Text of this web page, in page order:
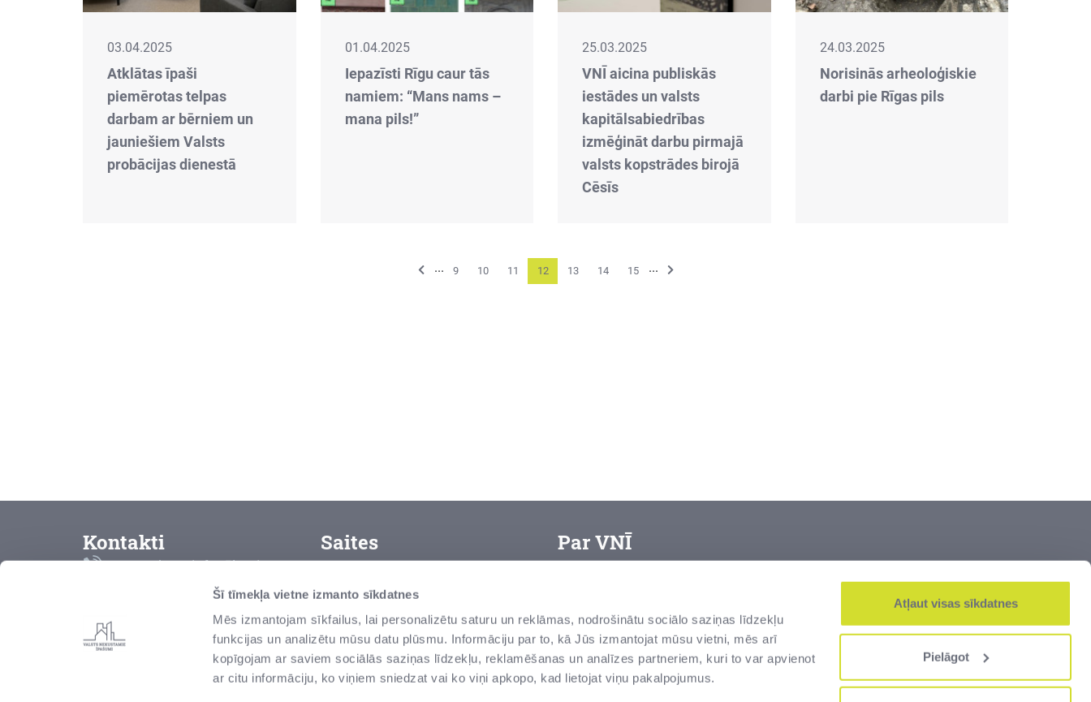
Šī tīmekļa vietne izmanto sīkdatnes
Mēs izmantojam sīkfailus, lai personalizētu saturu un reklāmas, nodrošinātu sociālo saziņas līdzekļu
funkcijas un analizētu mūsu datu plūsmu. Informāciju par to, kā Jūs izmantojat mūsu vietni, mēs arī
kopīgojam ar saviem sociālās saziņas līdzekļu, reklamēšanas un analīzes partneriem, kuri to var apvienot
ar citu informāciju, ko viņiem sniedzat vai ko viņi apkopo, kad lietojat viņu pakalpojumus.
Atļaut visas sīkdatnes
Pielāgot
03.04.2025
Atklātas īpaši
piemērotas telpas
darbam ar bērniem un
jauniešiem Valsts
probācijas dienestā
01.04.2025
Iepazīsti Rīgu caur tās
namiem: “Mans nams –
mana pils!”
25.03.2025
VNĪ aicina publiskās
iestādes un valsts
kapitālsabiedrības
izmēģināt darbu pirmajā
valsts kopstrādes birojā
Cēsīs
24.03.2025
Norisinās arheoloģiskie
darbi pie Rīgas pils
Previous
... 9 10 11 12 13 14 15 ... Next
Kontakti
Bezmaksas info tālrunis
8000 2000
Talejas iela 1, Rīga, Latvija,
Saites
Lietošanas noteikumi
Privātuma politika
Ziņot par negodprātīgu
Par VNĪ
VAS “Valsts nekustamie īpašumi” ir lielākais Latvijas dižāko vērtību –
zemes un ēku – pārvaldītājs. Zeme un kultūrvēsturiskais mantojums,
senas un modernas ēkas, valsts robežas un muitas infrastruktūra –
tās ir valsts vērtības Latvijas cilvēkiem.